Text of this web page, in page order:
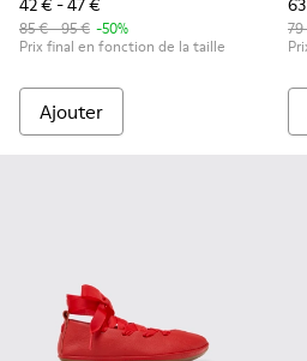
42 € - 47 €
85 € - 95 € -50%
Prix final en fonction de la taille
Ajouter